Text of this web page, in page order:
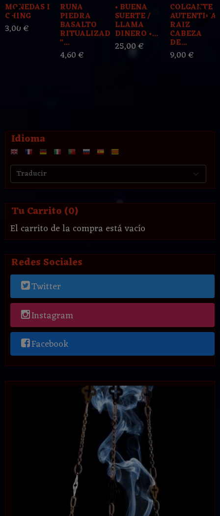
Idioma
Tu Carrito (0)
El carrito de la compra está vacío
Redes Sociales
Twitter
Instagram
Facebook
MONEDAS I
CHING
3,00 €
RUNA
PIEDRA
BASALTO
RITUALIZADA
"...
4,60 €
• BUENA
SUERTE /
LLAMA
DINERO •...
25,00 €
COLGANTE
AUTENTICA
RAIZ
CABEZA
DE...
9,00 €